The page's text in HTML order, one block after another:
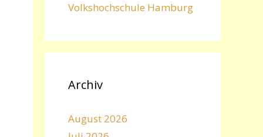
Volkshochschule Hamburg
Archiv
August 2026